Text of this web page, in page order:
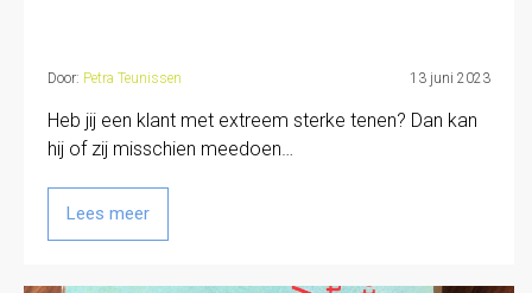
Door: Petra Teunissen 13 juni 2023
Heb jij een klant met extreem sterke tenen? Dan kan
hij of zij misschien meedoen…
Lees meer